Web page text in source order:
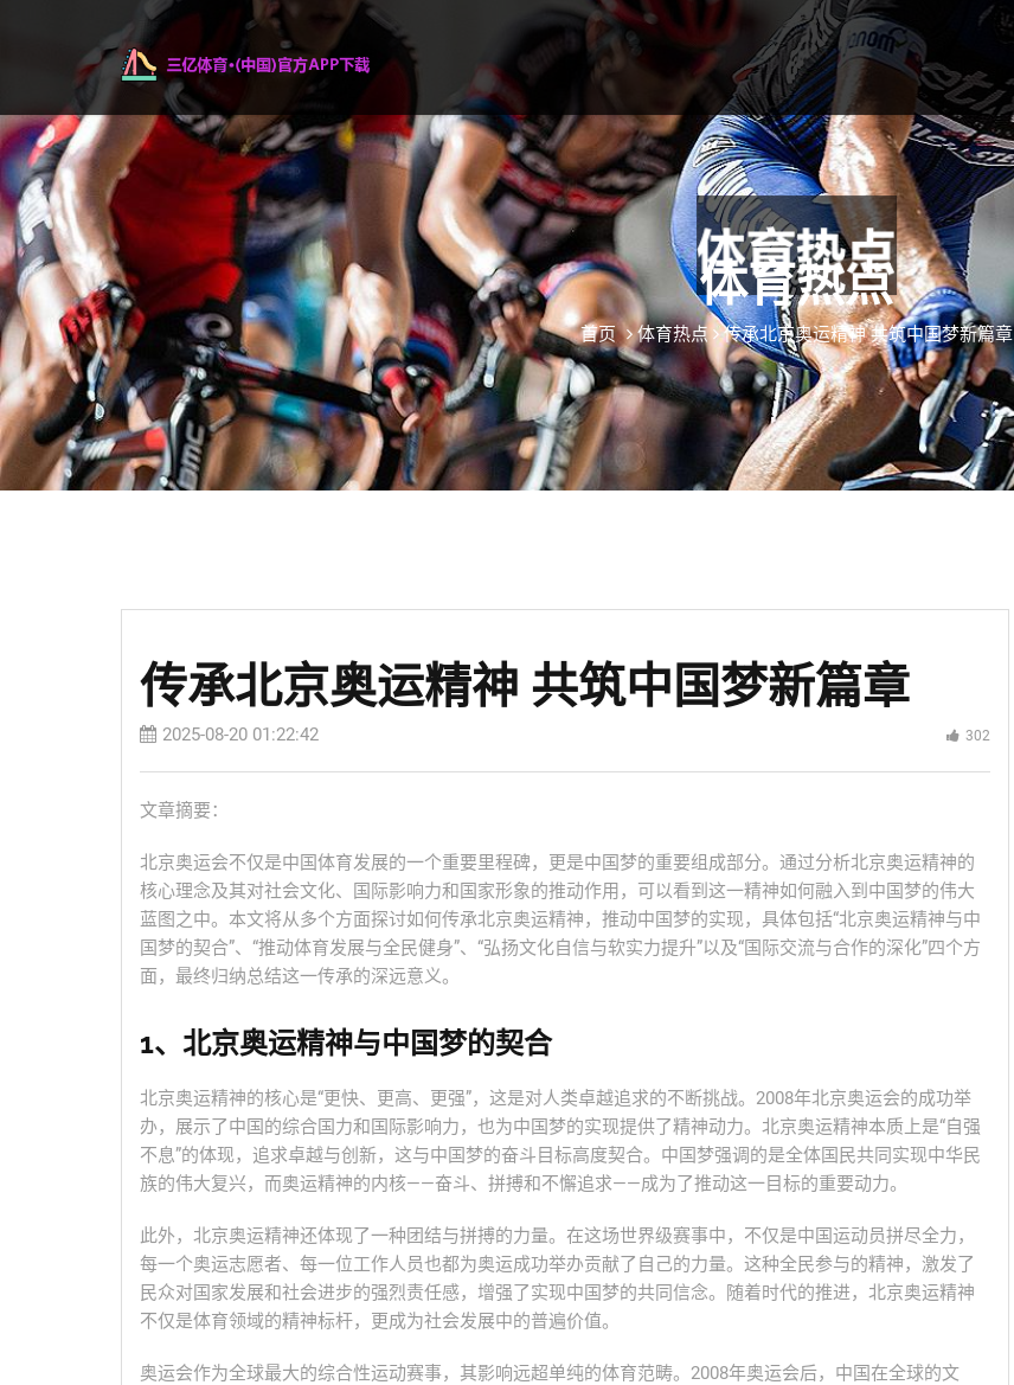
体育热点
首页 体育热点 传承北京奥运精神 共筑中国梦新篇章
传承北京奥运精神 共筑中国梦新篇章
2025-08-20 01:22:42 302
文章摘要：
北京奥运会不仅是中国体育发展的一个重要里程碑，更是中国梦的重要组成部分。通过分析北京奥运精神的
核心理念及其对社会文化、国际影响力和国家形象的推动作用，可以看到这一精神如何融入到中国梦的伟大
蓝图之中。本文将从多个方面探讨如何传承北京奥运精神，推动中国梦的实现，具体包括“北京奥运精神与中
国梦的契合”、“推动体育发展与全民健身”、“弘扬文化自信与软实力提升”以及“国际交流与合作的深化”四个方
面，最终归纳总结这一传承的深远意义。
1、北京奥运精神与中国梦的契合
北京奥运精神的核心是“更快、更高、更强”，这是对人类卓越追求的不断挑战。2008年北京奥运会的成功举
办，展示了中国的综合国力和国际影响力，也为中国梦的实现提供了精神动力。北京奥运精神本质上是“自强
不息”的体现，追求卓越与创新，这与中国梦的奋斗目标高度契合。中国梦强调的是全体国民共同实现中华民
族的伟大复兴，而奥运精神的内核——奋斗、拼搏和不懈追求——成为了推动这一目标的重要动力。
此外，北京奥运精神还体现了一种团结与拼搏的力量。在这场世界级赛事中，不仅是中国运动员拼尽全力，
每一个奥运志愿者、每一位工作人员也都为奥运成功举办贡献了自己的力量。这种全民参与的精神，激发了
民众对国家发展和社会进步的强烈责任感，增强了实现中国梦的共同信念。随着时代的推进，北京奥运精神
不仅是体育领域的精神标杆，更成为社会发展中的普遍价值。
奥运会作为全球最大的综合性运动赛事，其影响远超单纯的体育范畴。2008年奥运会后，中国在全球的文